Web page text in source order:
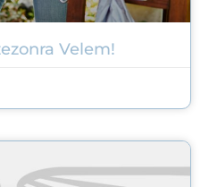
Velem!